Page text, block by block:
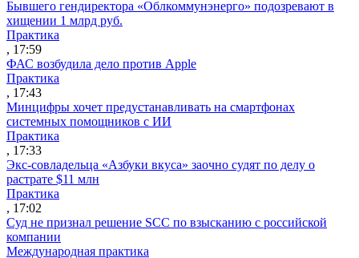
Бывшего гендиректора «Облкоммунэнерго» подозревают в
хищении 1 млрд руб.
Практика
, 17:59
ФАС возбудила дело против Apple
Практика
, 17:43
Минцифры хочет предустанавливать на смартфонах
системных помощников с ИИ
Практика
, 17:33
Экс-совладельца «Азбуки вкуса» заочно судят по делу о
растрате $11 млн
Практика
, 17:02
Суд не признал решение SCC по взысканию с российской
компании
Международная практика